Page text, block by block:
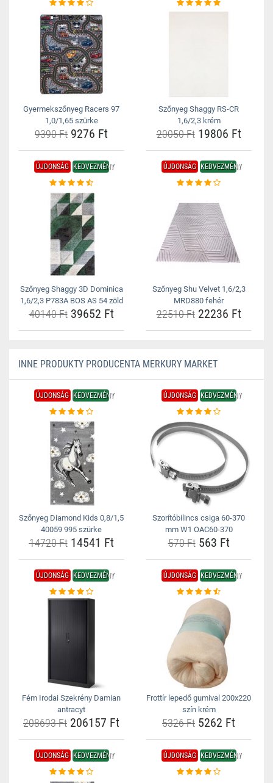
Gyermekszőnyeg Racers 97
1,0/1,65 szürke
9390 Ft 9276 Ft
Szőnyeg Shaggy RS-CR
1,6/2,3 krém
20050 Ft19806 Ft
ÚJDONSÁG KEDVEZMÉNY
Szőnyeg Shaggy 3D Dominica
1,6/2,3 P783A BOS AS 54 zöld
40140 Ft39652 Ft
ÚJDONSÁG KEDVEZMÉNY
Szőnyeg Shu Velvet 1,6/2,3
MRD880 fehér
22510 Ft22236 Ft
INNE PRODUKTY PRODUCENTA MERKURY MARKET
ÚJDONSÁG KEDVEZMÉNY
Szőnyeg Diamond Kids 0,8/1,5
40059 995 szürke
14720 Ft14541 Ft
ÚJDONSÁG KEDVEZMÉNY
Szorítóbilincs csiga 60-370
mm W1 OAC60-370
570 Ft563 Ft
ÚJDONSÁG KEDVEZMÉNY
Fém Irodai Szekrény Damian
antracyt
208693 Ft 206157 Ft
ÚJDONSÁG KEDVEZMÉNY
Frottír lepedő gumival 200x220
szín krém
5326 Ft 5262 Ft
ÚJDONSÁG KEDVEZMÉNY ÚJDONSÁG KEDVEZMÉNY